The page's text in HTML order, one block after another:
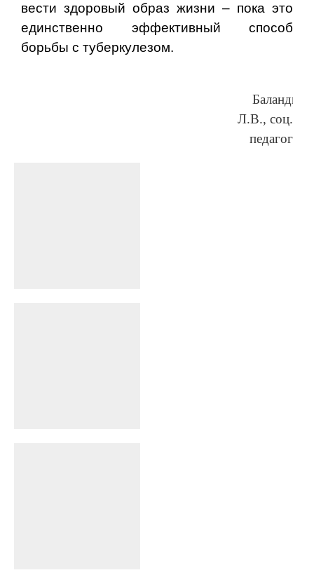
вести здоровый образ жизни – пока это
единственно эффективный способ
борьбы с туберкулезом.
Баландина
Л.В., соц.
педагог